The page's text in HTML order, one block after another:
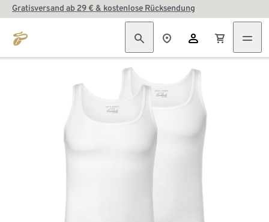
Gratisversand ab 29 € & kostenlose Rücksendung